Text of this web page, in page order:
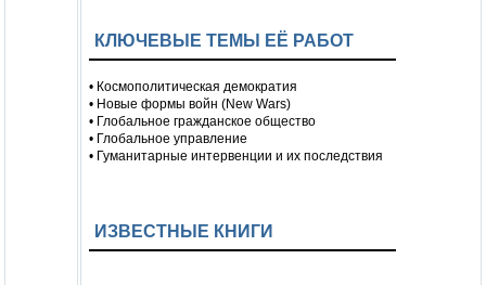
КЛЮЧЕВЫЕ ТЕМЫ ЕЁ РАБОТ
• Космополитическая демократия
• Новые формы войн (New Wars)
• Глобальное гражданское общество
• Глобальное управление
• Гуманитарные интервенции и их последствия
ИЗВЕСТНЫЕ КНИГИ